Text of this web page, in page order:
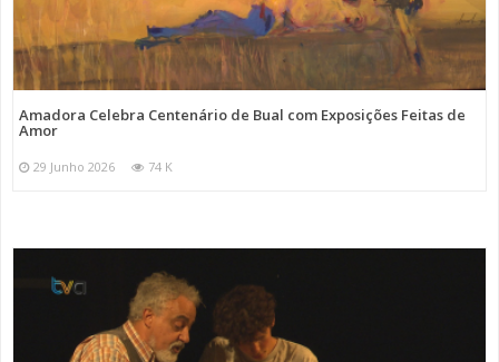
Amadora Celebra Centenário de Bual com Exposições Feitas de
Amor
29 Junho 2026 74 K